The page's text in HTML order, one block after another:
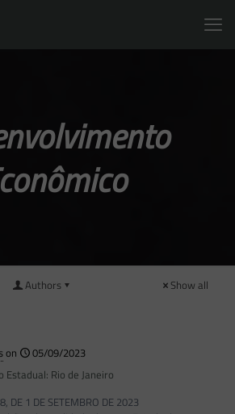
Authors Show all
on
05/09/2023
Estadual: Rio de Janeiro
DE 1 DE SETEMBRO DE 2023